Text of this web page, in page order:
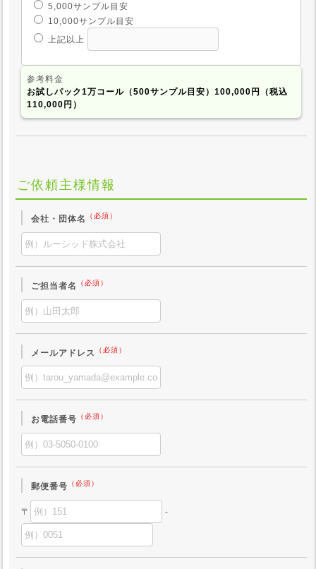
5,000サンプル目安
10,000サンプル目安
上記以上
参考料金
お試しパック1万コール（500サンプル目安）100,000円
（税込
110,000円）
ご依頼主様情報
会社・団体名 （必須）
ご担当者名 （必須）
メールアドレス （必須）
お電話番号 （必須）
郵便番号 （必須）
〒 -